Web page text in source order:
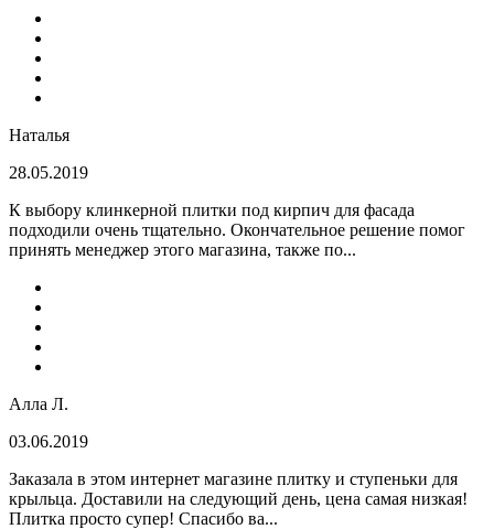
Наталья
28.05.2019
К выбору клинкерной плитки под кирпич для фасада
подходили очень тщательно. Окончательное решение помог
принять менеджер этого магазина, также по...
Алла Л.
03.06.2019
Заказала в этом интернет магазине плитку и ступеньки для
крыльца. Доставили на следующий день, цена самая низкая!
Плитка просто супер! Спасибо ва...